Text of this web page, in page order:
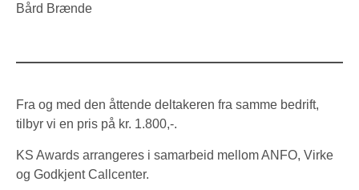
Bård Brænde
Fra og med den åttende deltakeren fra samme bedrift,
tilbyr vi en pris på kr. 1.800,-.
KS Awards arrangeres i samarbeid mellom ANFO, Virke
og Godkjent Callcenter.